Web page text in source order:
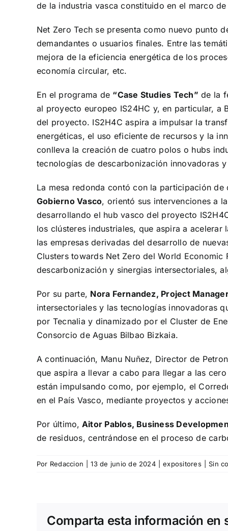
de la industria vasca constituido en el marco
Net Zero Tech se presenta como nuevo punto
demandantes o usuarios finales. Entre las
mejora de la eficiencia energética de los
economía circular, etc.
En el programa de “Case Studies Tech” de la
al proyecto europeo IS24HC y, en particular, a
del proyecto. IS2H4C aspira a impulsar la
energéticas, el uso eficiente de recursos y la
conlleva la creación de cuatro polos o hubs
tecnologías de descarbonización innovadoras
La mesa redonda contó con la participación de
Gobierno Vasco, orientó sus intervenciones a
desarrollando el hub vasco del proyecto
los clústeres industriales, que aspira a
las empresas derivadas del desarrollo de
Clusters towards Net Zero del World
descarbonización y sinergias intersectoriales,
Por su parte, Nora Fernandez, Project
intersectoriales y las tecnologías innovadoras
por Tecnalia y dinamizado por el Cluster de
Consorcio de Aguas Bilbao Bizkaia.
A continuación, Manu Nuñez, Director de
que aspira a llevar a cabo para llegar a las
están impulsando como, por ejemplo, el
en el País Vasco, mediante proyectos y
Por último, Aitor Pablos, Business
de residuos, centrándose en el proceso de
Por Redaccion 13 de junio de 2024 expositores Sin
Comparta esta información en